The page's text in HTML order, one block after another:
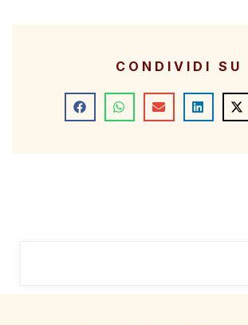
CONDIVIDI SU